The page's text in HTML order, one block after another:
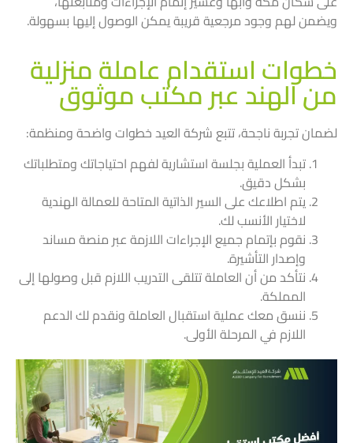
ويضمن لهم وجود مرجعية قريبة يمكن الوصول إليها بسهولة.
خطوات استقدام عاملة منزلية
من الهند عبر مكتب موثوق
لضمان تجربة ناجحة، تتبع شركة العيد خطوات واضحة ومنظمة:
تبدأ العملية بجلسة استشارية لفهم احتياجاتك ومتطلباتك
بشكل دقيق.
يتم اطلاعك على السير الذاتية المتاحة للعمالة الهندية
لاختيار الأنسب لك.
نقوم بإتمام جميع الإجراءات اللازمة عبر منصة مساند
وإصدار التأشيرة.
نتأكد من أن العاملة تتلقى التدريب اللازم قبل وصولها إلى
المملكة.
ننسق معك عملية استقبال العاملة ونقدم لك الدعم
اللازم في المرحلة الأولى.